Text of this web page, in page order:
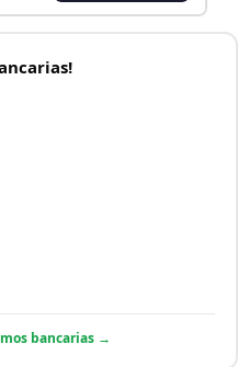
bancarias →